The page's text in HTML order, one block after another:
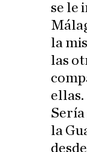
se le
la
las
ellas.
Sería
la